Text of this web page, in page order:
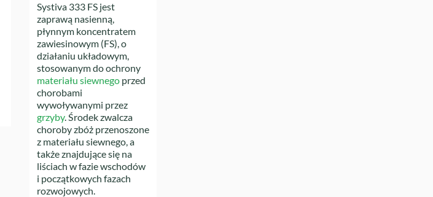
Systiva 333 FS jest
zaprawą nasienną,
płynnym koncentratem
zawiesinowym (FS), o
działaniu układowym,
stosowanym do ochrony
materiału siewnegoprzed
chorobami
wywoływanymi przez
grzyby. Środek zwalcza
choroby zbóż przenoszone
z materiału siewnego, a
także znajdujące się na
liściach w fazie wschodów
i początkowych fazach
rozwojowych.